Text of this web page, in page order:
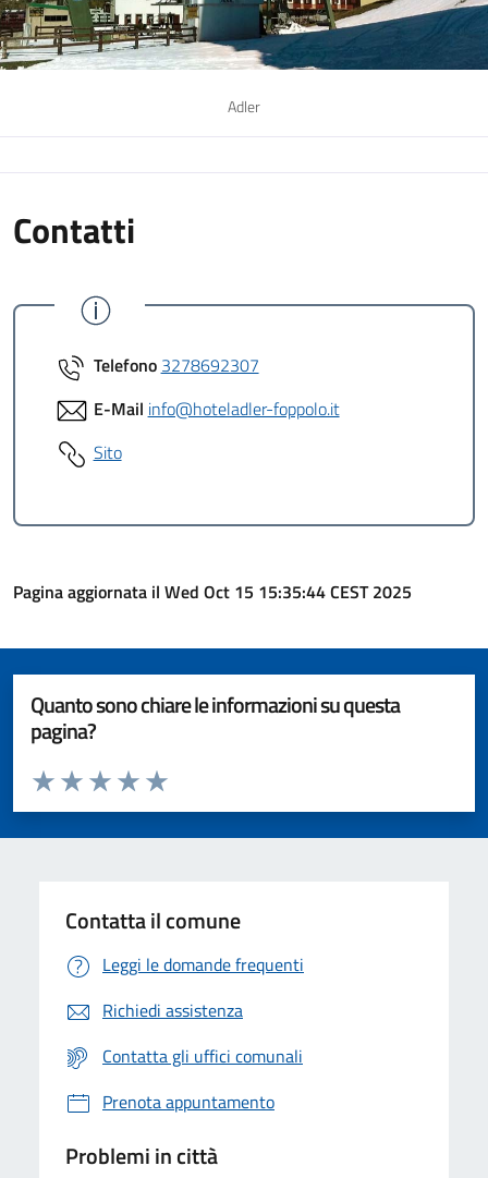
Adler
Contatti
Telefono 3278692307
E-Mail info@hoteladler-foppolo.it
Sito
Pagina aggiornata il Wed Oct 15 15:35:44 CEST 2025
Quanto sono chiare le informazioni su questa
pagina?
Valuta da 1 a 5 stelle la pagina
Valuta 5 stelle su 5
Valuta 4 stelle su 5
Valuta 3 stelle su 5
Valuta 2 stelle su 5
Valuta 1 stelle su 5
Contatta il comune
Leggi le domande frequenti
Richiedi assistenza
Contatta gli uffici comunali
Prenota appuntamento
Problemi in città